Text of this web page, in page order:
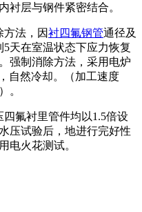
衬层与钢件紧密结合。
法，因衬四氟钢管通径及
天在室温状态下应力恢复
强制消除方法，采用电炉
自然冷却。（加工速度
。
氟衬里管件均以1.5倍设
压试验后，地进行完好性
电火花测试。